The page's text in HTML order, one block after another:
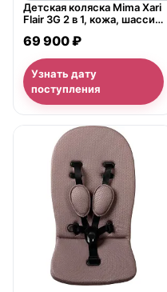
Детская коляска Mima Xari
Flair 3G 2 в 1, кожа, шасси
69 900 ₽
Узнать дату
поступления